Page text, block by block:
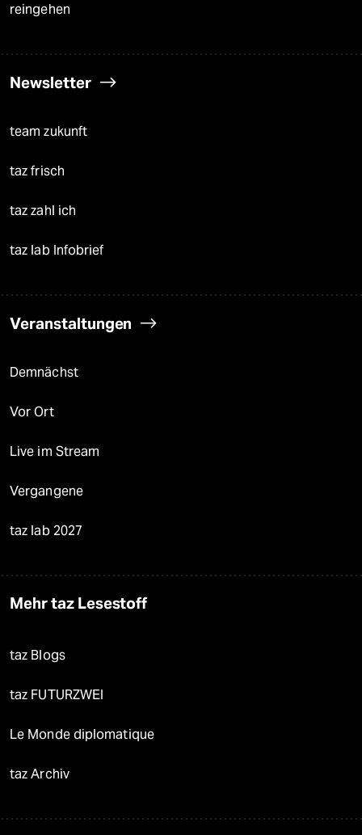
reingehen
Newsletter
team zukunft
taz frisch
taz zahl ich
taz lab Infobrief
Veranstaltungen
Demnächst
Vor Ort
Live im Stream
Vergangene
taz lab 2027
Mehr taz Lesestoff
taz Blogs
taz FUTURZWEI
Le Monde diplomatique
taz Archiv